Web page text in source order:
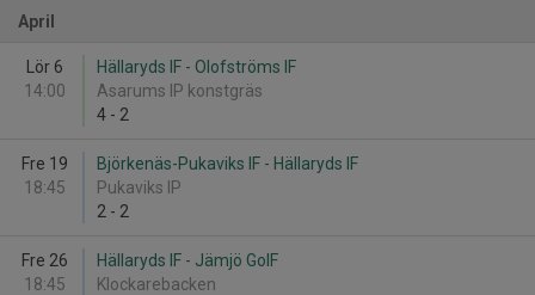
April
Lör 6
14:00
Hällaryds IF - Olofströms IF
Asarums IP konstgräs
4 - 2
Fre 19
18:45
Björkenäs-Pukaviks IF - Hällaryds IF
Pukaviks IP
2 - 2
Fre 26
18:45
Hällaryds IF - Jämjö GoIF
Klockarebacken